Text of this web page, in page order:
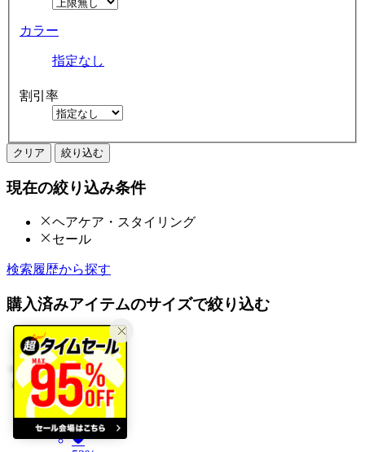
カラー
指定なし
割引率
クリア 絞り込む
現在の絞り込み条件
ヘアケア・スタイリング
セール
検索履歴から探す
購入済みアイテムのサイズで絞り込む